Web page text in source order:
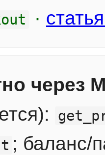
·
через
; баланс/